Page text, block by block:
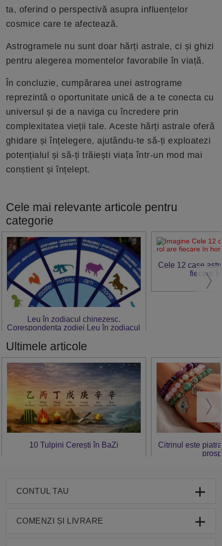
ta, oferind o perspectivă asupra influențelor
cosmice care te afectează.
Astrogramele nu sunt doar hărți astrale, ci și ghizi
pentru alegerea momentelor favorabile în viață.
În concluzie, cumpărarea unei astrograme
reprezintă o oportunitate unică de a te conecta cu
universul și de a naviga cu încredere prin
complexitatea vieții tale. Aceste hărți astrale oferă
ghidare și înțelegere, ajutându-te să-ți exploatezi
potențialul și să-ți trăiești viața într-un mod mai
conștient și înțelept.
Cele mai relevante articole pentru
categorie
Leu în zodiacul chinezesc.
Corespondența zodiei Leu în zodiacul
Cele 12 case
fiecare
Ultimele articole
10 Tulpini Cerești în BaZi
Citrinul este
CONTUL TAU
COMENZI ȘI LIVRARE